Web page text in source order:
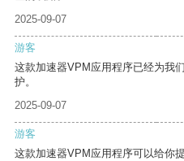
2025-09-07
游客
这款加速器VPM应用程序已经为我
护。
2025-09-07
游客
这款加速器VPM应用程序可以给你